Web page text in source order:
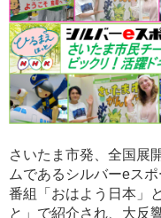
さいたま市発、全国展
ムであるシルバーeス
番組「おはよう日本」
と」で紹介され、大反